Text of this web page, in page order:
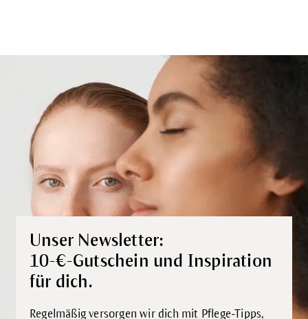
Unser Newsletter:
10-€-Gutschein und Inspiration
für dich.
Regelmäßig versorgen wir dich mit Pflege-Tipps,